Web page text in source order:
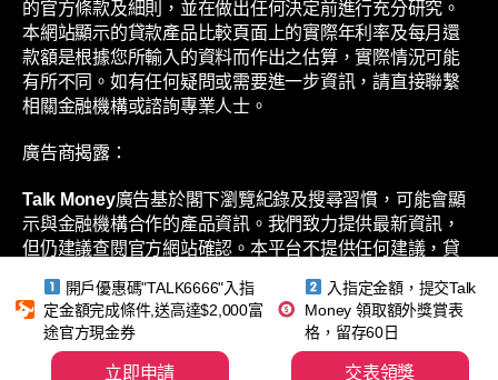
的官方條款及細則，並在做出任何決定前進行充分研究。
本網站顯示的貸款產品比較頁面上的實際年利率及每月還
款額是根據您所輸入的資料而作出之估算，實際情況可能
有所不同。如有任何疑問或需要進一步資訊，請直接聯繫
相關金融機構或諮詢專業人士。
廣告商揭露：
Talk Money廣告基於閣下瀏覽紀錄及搜尋習慣，可能會顯
示與金融機構合作的產品資訊。我們致力提供最新資訊，
但仍建議查閱官方網站確認。本平台不提供任何建議，貸
聯繫相關金融機構或專業人士了解更多。
開戶優惠碼"TALK6666"入指
定金額完成條件,送高達$2,000富
途官方現金券
立即申請
入指定金額，提交Talk
Money 領取額外獎賞表
格，留存60日
交表領獎